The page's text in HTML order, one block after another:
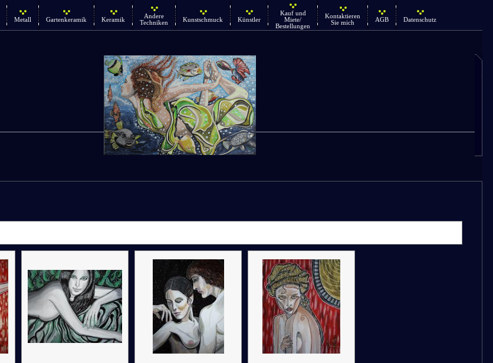
Metall Gartenkeramik Keramik
Andere
Techniken
Kunstschmuck Künstler
Kauf und
Miete/
Bestellungen
Kontaktieren
Sie mich
AGB Datenschutz